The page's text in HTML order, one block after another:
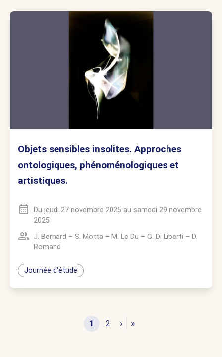
Objets sensibles insolites. Approches
ontologiques, phénoménologiques et
artistiques.
Du jeudi 27 novembre 2025 au samedi 29 novembre
2025
J. Bernard – S. Motta – M. Le Du – G. Di Liberti – D.
Romand
Journée d'étude
1 2 › »